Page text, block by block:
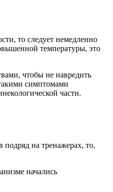
то следует немедленно
температуры, это
чтобы не навредить
симптомами
части.
подряд на тренажерах, то,
начались